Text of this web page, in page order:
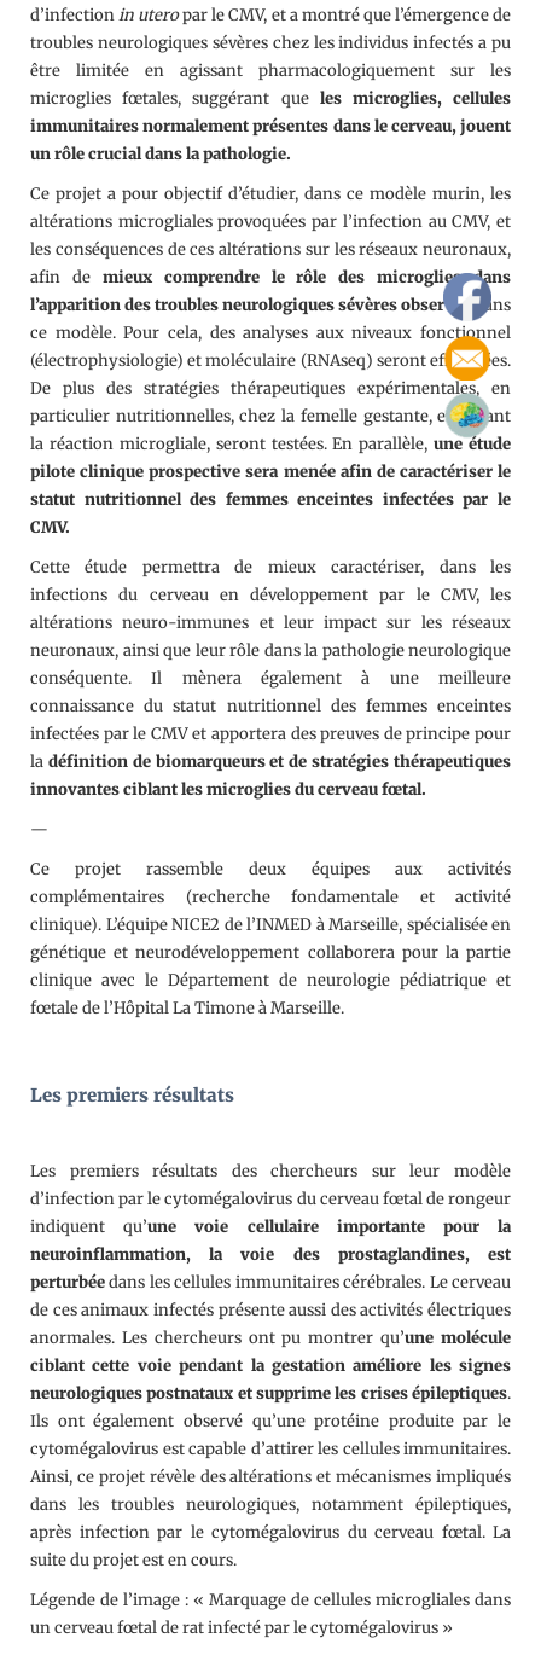
d’infectionin uteropar le CMV, et a montré que l’émergence de
troubles neurologiques sévères chez les individus infectés a pu
être limitée en agissant pharmacologiquement sur les
microglies fœtales, suggérant que les microglies, cellules
immunitaires normalement présentes dans le cerveau, jouent
un rôle crucial dans la pathologie.
Ce projet a pour objectif d’étudier, dans ce modèle murin, les
altérations microgliales provoquées par l’infection au CMV, et
les conséquences de ces altérations sur les réseaux neuronaux,
afin de mieux comprendre le rôle des microglies dans
l’apparition des troubles neurologiques sévères observés dans
ce modèle. Pour cela, des analyses aux niveaux fonctionnel
(électrophysiologie) et moléculaire (RNAseq) seront effectuées.
De plus des stratégies thérapeutiques expérimentales, en
particulier nutritionnelles, chez la femelle gestante, et ciblant
la réaction microgliale, seront testées. En parallèle,une étude
pilote clinique prospective sera menée afin de caractériser le
statut nutritionnel des femmes enceintes infectées par le
CMV.
Cette étude permettra de mieux caractériser, dans les
infections du cerveau en développement par le CMV, les
altérations neuro-immunes et leur impact sur les réseaux
neuronaux, ainsi que leur rôle dans la pathologie neurologique
conséquente. Il mènera également à une meilleure
connaissance du statut nutritionnel des femmes enceintes
infectées par le CMV et apportera des preuves de principe pour
la définition de biomarqueurs et de stratégies thérapeutiques
innovantes ciblant les microglies du cerveau fœtal.
—
Ce projet rassemble deux équipes aux activités
complémentaires (recherche fondamentale et activité
clinique). L’équipe NICE2 de l’INMED à Marseille, spécialisée en
génétique et neurodéveloppement collaborera pour la partie
clinique avec le Département de neurologie pédiatrique et
fœtale de l’Hôpital La Timone à Marseille.
Les premiers résultats
Les premiers résultats des chercheurs sur leur modèle
d’infection par le cytomégalovirus du cerveau fœtal de rongeur
indiquent qu’une voie cellulaire importante pour la
neuroinflammation, la voie des prostaglandines, est
perturbéedans les cellules immunitaires cérébrales. Le cerveau
de ces animaux infectés présente aussi des activités électriques
anormales. Les chercheurs ont pu montrer qu’une molécule
ciblant cette voie pendant la gestation améliore les signes
neurologiques postnataux et supprime les crises épileptiques.
Ils ont également observé qu’une protéine produite par le
cytomégalovirus est capable d’attirer les cellules immunitaires.
Ainsi, ce projet révèle des altérations et mécanismes impliqués
dans les troubles neurologiques, notamment épileptiques,
après infection par le cytomégalovirus du cerveau fœtal. La
suite du projet est en cours.
Légende de l’image : « Marquage de cellules microgliales dans
un cerveau fœtal de rat infecté par le cytomégalovirus »